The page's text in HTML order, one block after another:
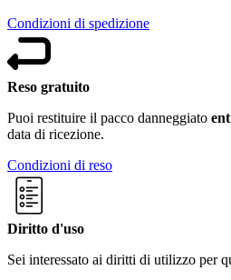
Condizioni di spedizione
Reso gratuito
Puoi restituire il pacco danneggiato
data di ricezione.
Condizioni di reso
Diritto d'uso
Sei interessato ai diritti di utilizzo per